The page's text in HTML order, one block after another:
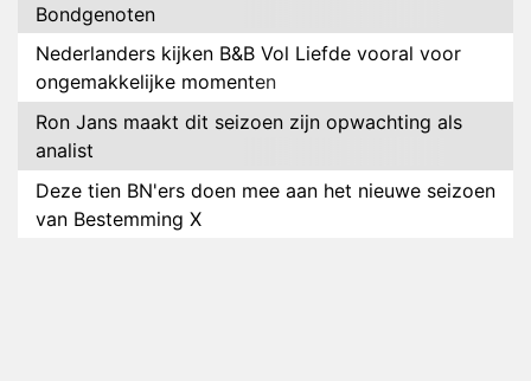
Bondgenoten
Nederlanders kijken B&B Vol Liefde vooral voor
ongemakkelijke momenten
Ron Jans maakt dit seizoen zijn opwachting als
analist
Deze tien BN'ers doen mee aan het nieuwe seizoen
van Bestemming X